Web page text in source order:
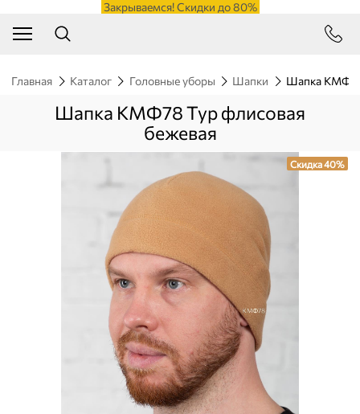
Закрываемся! Скидки до 80%
Главная Каталог Головные уборы Шапки Шапка КМФ78
Шапка КМФ78 Тур флисовая
бежевая
Скидка 40%